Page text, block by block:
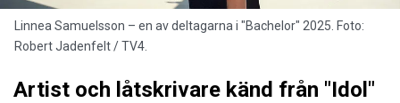
Linnea Samuelsson – en av deltagarna i "Bachelor" 2025. Foto:
Robert Jadenfelt / TV4.
Artist och låtskrivare känd från "Idol"